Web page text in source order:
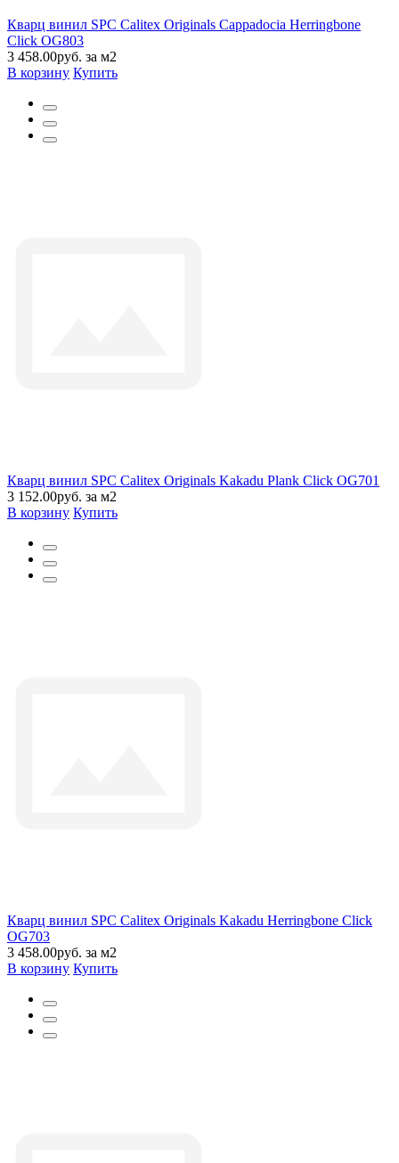
Кварц винил SPC Calitex Originals Cappadocia Herringbone
Click OG803
3 458.00руб. за м2
В корзину Купить
Кварц винил SPC Calitex Originals Kakadu Plank Click OG701
3 152.00руб. за м2
В корзину Купить
Кварц винил SPC Calitex Originals Kakadu Herringbone Click
OG703
3 458.00руб. за м2
В корзину Купить